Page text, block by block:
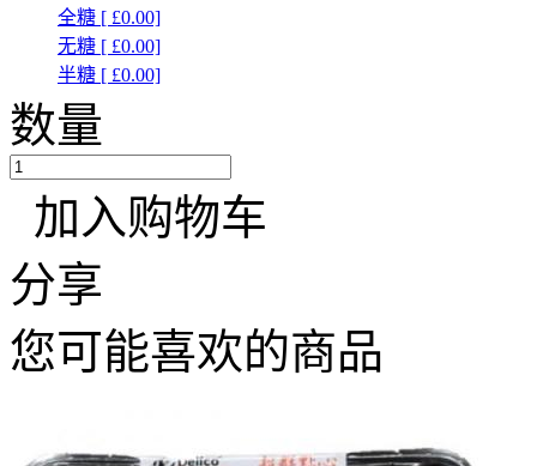
全糖 [ £0.00]
无糖 [ £0.00]
半糖 [ £0.00]
数量
加入购物车
分享
您可能喜欢的商品